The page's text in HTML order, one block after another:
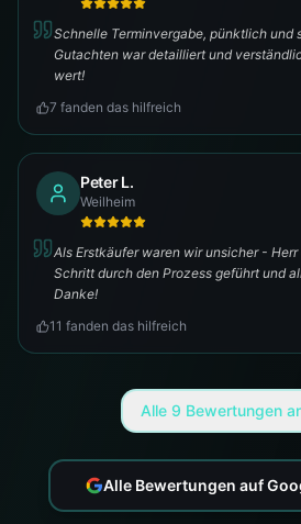
Schnelle Terminvergabe, pünktlich und
Gutachten war detailliert und
wert!
7 fanden das hilfreich
Peter L.
Weilheim
Als Erstkäufer waren wir unsicher -
Schritt durch den Prozess geführt und
Danke!
11 fanden das hilfreich
Alle 9 Bewertungen
Alle Bewertungen auf